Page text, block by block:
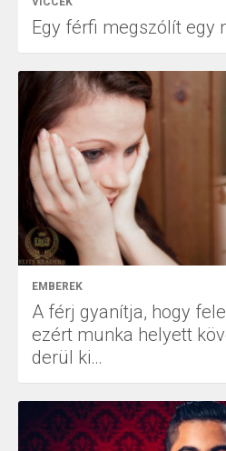
Egy férfi megszólít egy
EMBEREK
A férj gyanítja, hogy
ezért munka helyett
derül ki…